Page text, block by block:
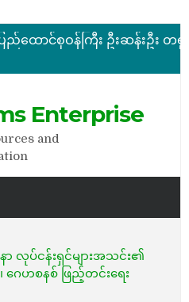
တ်ဖွင့်တင်ဒါခေါ်ယူခြင်း
Enterprise
and
ာ လုပ်ငန်းရှင်များအသင်း၏
ဂေဟစနစ် ဖြည့်တင်းရေး